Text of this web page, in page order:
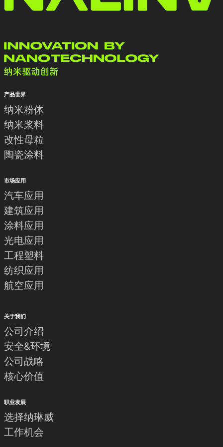
产品世界
纳米粉体
纳米浆料
改性母粒
陶瓷涂料
市场应用
汽车应用
建筑应用
涂料应用
光电应用
工程塑料
纺织应用
航空应用
关于我们
公司介绍
安全&环境
公司战略
核心价值
职业发展
选择纳琳威
工作机会